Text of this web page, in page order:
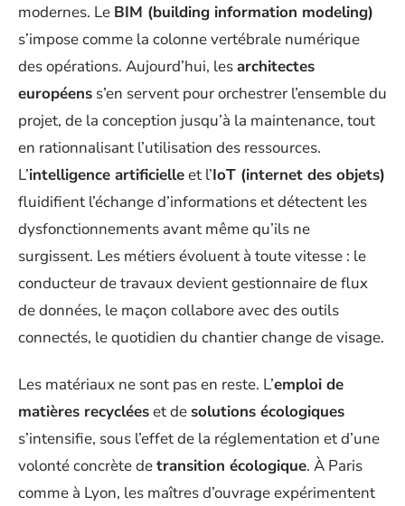
modernes. Le BIM (building information modeling)
s’impose comme la colonne vertébrale numérique
des opérations. Aujourd’hui, lesarchitectes
européens s’en servent pour orchestrer l’ensemble du
projet, de la conception jusqu’à la maintenance, tout
en rationnalisant l’utilisation des ressources.
L’intelligence artificielleet l’IoT (internet des objets)
fluidifient l’échange d’informations et détectent les
dysfonctionnements avant même qu’ils ne
surgissent. Les métiers évoluent à toute vitesse : le
conducteur de travaux devient gestionnaire de flux
de données, le maçon collabore avec des outils
connectés, le quotidien du chantier change de visage.
Les matériaux ne sont pas en reste. L’emploi de
matières recycléeset de solutions écologiques
s’intensifie, sous l’effet de la réglementation et d’une
volonté concrète detransition écologique. À Paris
comme à Lyon, les maîtres d’ouvrage expérimentent